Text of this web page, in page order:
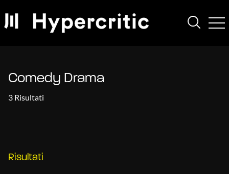
Comedy Drama
3 Risultati
Risultati